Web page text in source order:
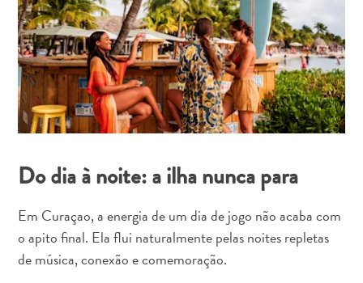
de
viagem
Por
que
Curaçao?
Cruzeiro
Aplicativos
viagem
Itinerários
Eventos
Do dia à noite: a ilha nunca para
Em Curaçao, a energia de um dia de jogo não acaba com
o apito final. Ela flui naturalmente pelas noites repletas
de música, conexão e comemoração.